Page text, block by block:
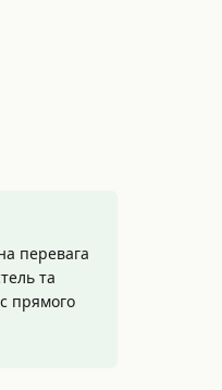
перевага
та
прямого